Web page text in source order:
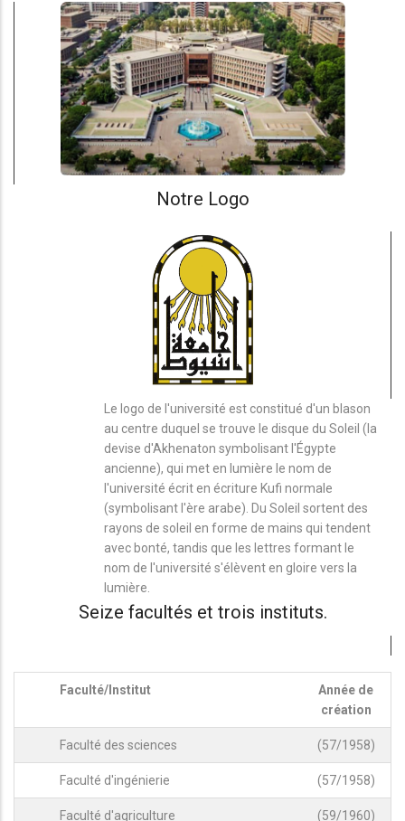
Notre Logo
Le logo de l'université est constitué d'un blason
au centre duquel se trouve le disque du Soleil (la
devise d'Akhenaton symbolisant l'Égypte
ancienne), qui met en lumière le nom de
l'université écrit en écriture Kufi normale
(symbolisant l'ère arabe). Du Soleil sortent des
rayons de soleil en forme de mains qui tendent
avec bonté, tandis que les lettres formant le
nom de l'université s'élèvent en gloire vers la
lumière.
Seize facultés et trois instituts.
Faculté/Institut
Année de
création
Faculté des sciences (57/1958)
Faculté d'ingénierie (57/1958)
Faculté d'agriculture (59/1960)